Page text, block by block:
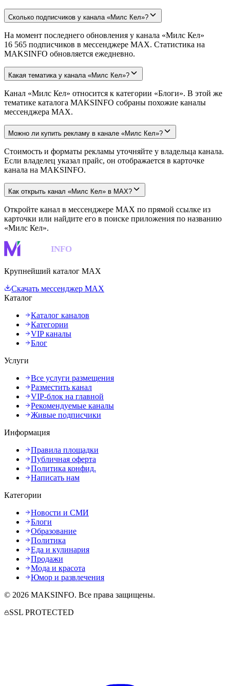
Сколько подписчиков у канала «Милс Кел»?
На момент последнего обновления у канала «Милс Кел»
16 565 подписчиков в мессенджере MAX. Статистика на
MAKSINFO обновляется ежедневно.
Какая тематика у канала «Милс Кел»?
Канал «Милс Кел» относится к категории «Блоги». В этой же
тематике каталога MAKSINFO собраны похожие каналы
мессенджера MAX.
Можно ли купить рекламу в канале «Милс Кел»?
Стоимость и форматы рекламы уточняйте у владельца канала.
Если владелец указал прайс, он отображается в карточке
канала на MAKSINFO.
Как открыть канал «Милс Кел» в MAX?
Откройте канал в мессенджере MAX по прямой ссылке из
карточки или найдите его в поиске приложения по названию
«Милс Кел».
INFO
Крупнейший каталог MAX
Скачать мессенджер MAX
Каталог
Каталог каналов
Категории
VIP каналы
Блог
Услуги
Все услуги размещения
Разместить канал
VIP-блок на главной
Рекомендуемые каналы
Живые подписчики
Информация
Правила площадки
Публичная оферта
Политика конфид.
Написать нам
Категории
Новости и СМИ
Блоги
Образование
Политика
Еда и кулинария
Продажи
Мода и красота
Юмор и развлечения
© 2026 MAKSINFO. Все права защищены.
SSL PROTECTED